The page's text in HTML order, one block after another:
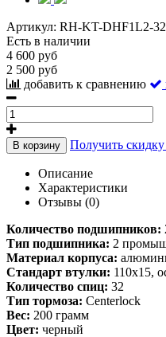
Артикул: RH-KT-DHF1L2-
Есть в наличии
4 600 руб
2 500 руб
добавить к сравнению
В корзину Получить
Описание
Характеристики
Отзывы (0)
Количество подшипников:
Тип подшипника: 2
Материал корпуса:
Стандарт втулки: 110х15,
Количество спиц: 32
Тип тормоза: Centerlock
Вес: 200 грамм
Цвет: черный